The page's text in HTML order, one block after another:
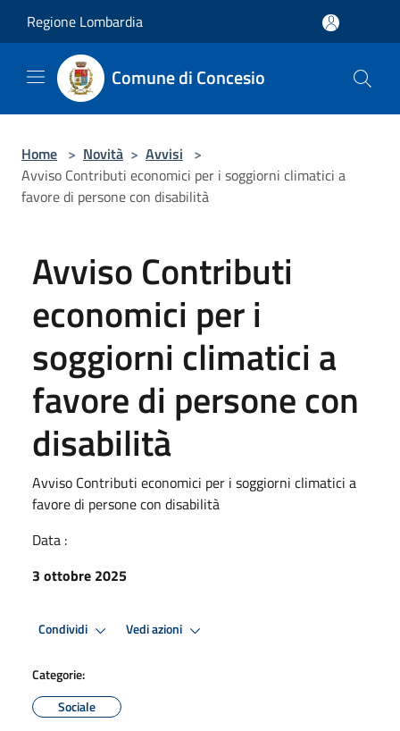
Regione Lombardia
Comune di Concesio
Home > Novità > Avvisi >
Avviso Contributi economici per i soggiorni climatici a
favore di persone con disabilità
Avviso Contributi
economici per i
soggiorni climatici a
favore di persone con
disabilità
Avviso Contributi economici per i soggiorni climatici a
favore di persone con disabilità
Data :
3 ottobre 2025
Condividi Vedi azioni
Categorie:
Sociale